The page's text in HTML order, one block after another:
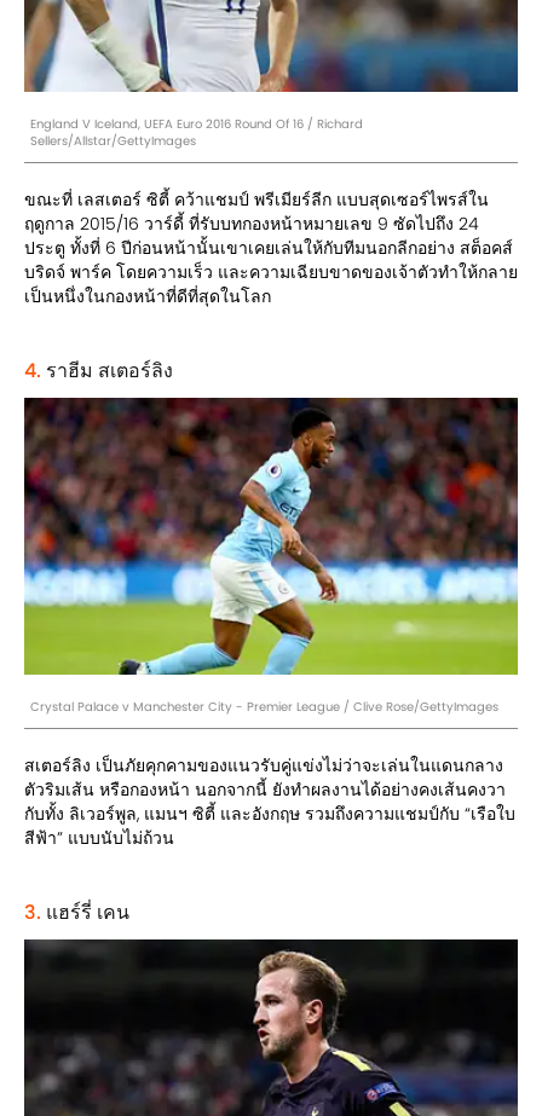
England V Iceland, UEFA Euro 2016 Round Of 16 / Richard
Sellers/Allstar/GettyImages
ขณะที่ เลสเตอร์ ซิตี้ คว้าแชมป์ พรีเมียร์ลีก แบบสุดเซอร์ไพรส์ใน
ฤดูกาล 2015/16 วาร์ดี้ ที่รับบทกองหน้าหมายเลข 9 ซัดไปถึง 24
ประตู ทั้งที่ 6 ปีก่อนหน้านั้นเขาเคยเล่นให้กับทีมนอกลีกอย่าง สต็อคส์
บริดจ์ พาร์ค โดยความเร็ว และความเฉียบขาดของเจ้าตัวทำให้กลาย
เป็นหนึ่งในกองหน้าที่ดีที่สุดในโลก
4. ราฮีม สเตอร์ลิง
Crystal Palace v Manchester City - Premier League / Clive Rose/GettyImages
สเตอร์ลิง เป็นภัยคุกคามของแนวรับคู่แข่งไม่ว่าจะเล่นในแดนกลาง
ตัวริมเส้น หรือกองหน้า นอกจากนี้ ยังทำผลงานได้อย่างคงเส้นคงวา
กับทั้ง ลิเวอร์พูล, แมนฯ ซิตี้ และอังกฤษ รวมถึงความแชมป์กับ “เรือใบ
สีฟ้า” แบบนับไม่ถ้วน
3. แฮร์รี่ เคน